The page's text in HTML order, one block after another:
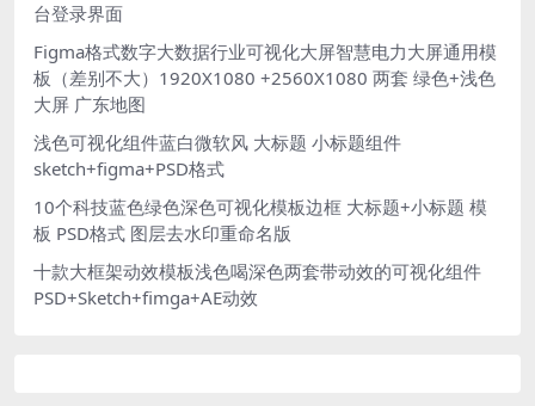
台登录界面
Figma格式数字大数据行业可视化大屏智慧电力大屏通用模
板（差别不大）1920X1080 +2560X1080 两套 绿色+浅色
大屏 广东地图
浅色可视化组件蓝白微软风 大标题 小标题组件
sketch+figma+PSD格式
10个科技蓝色绿色深色可视化模板边框 大标题+小标题 模
板 PSD格式 图层去水印重命名版
十款大框架动效模板浅色喝深色两套带动效的可视化组件
PSD+Sketch+fimga+AE动效